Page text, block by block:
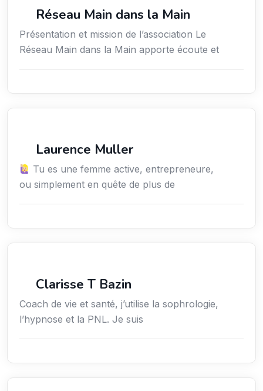
Réseau Main dans la Main
Présentation et mission de l’association Le
Réseau Main dans la Main apporte écoute et
Laurence Muller
Tu es une femme active, entrepreneure,
ou simplement en quête de plus de
Clarisse T Bazin
Coach de vie et santé, j’utilise la sophrologie,
l’hypnose et la PNL. Je suis